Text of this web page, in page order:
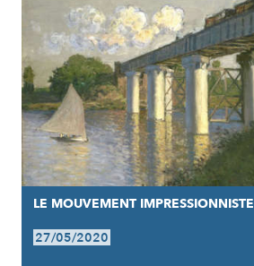
LE MOUVEMENT IMPRESSIONNISTE
27/05/2020